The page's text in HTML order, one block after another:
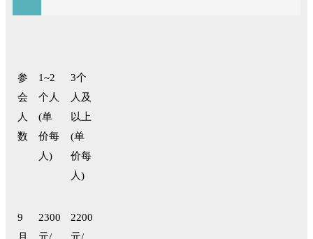
参
会
人
数
1~2
个人
(单
价每
人)
3个
人及
以上
(单
价每
人)
9
2300
2200